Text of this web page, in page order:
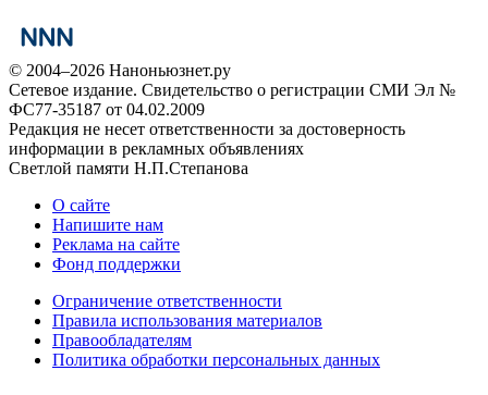
© 2004–2026 Наноньюзнет.ру
Сетевое издание. Свидетельство о регистрации СМИ Эл №
ФС77-35187 от 04.02.2009
Редакция не несет ответственности за достоверность
информации в рекламных объявлениях
Светлой памяти Н.П.Степанова
О сайте
Напишите нам
Реклама на сайте
Фонд поддержки
Ограничение ответственности
Правила использования материалов
Правообладателям
Политика обработки персональных данных